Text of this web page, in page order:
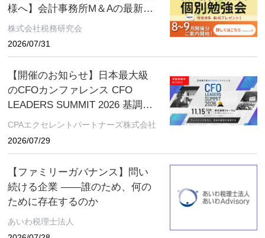
様へ】会計事務所M＆Aの最新動
向をお伝えする無料個別勉強会
（限定特典付き）にぜひご参加
地で開催中！～
株式会社税務研究会
2026/07/31
【開催のお知らせ】日本最大級
のCFOカンファレンス CFO
LEADERS SUMMIT 2026 基調講
演にソフトバンクグループCFO
CPAエクセレントパートナーズ株式会社
2026/07/29
【ファミリーガバナンス】問い
続ける企業 ――誰のため、何の
ために存在するのか
あいわ税理士法人